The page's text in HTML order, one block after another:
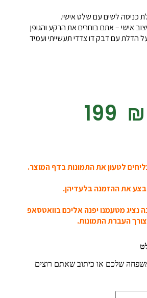
כניסה לשים עם שלט אישי.
אישי – אתם בוחרים את הרקע והגופן
הדלת עם דבק דו צדדי תעשייתי ועמיד
‎199 ₪
לטעון את התמונות בדף המוצר.
את ההזמנה בלעדיהן.
נציג מטעמנו יפנה אליכם בוואטסאפ
העברת התמונות.
שלכם או כיתוב שאתם רוצים